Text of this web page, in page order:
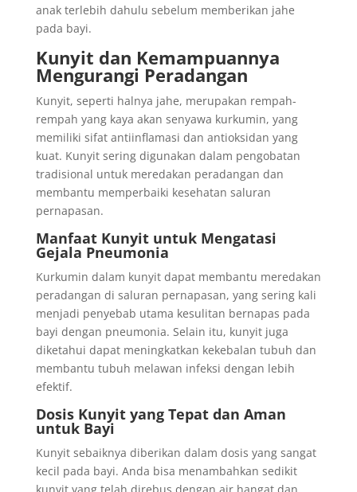
anak terlebih dahulu sebelum memberikan jahe
pada bayi.
Kunyit dan Kemampuannya
Mengurangi Peradangan
Kunyit, seperti halnya jahe, merupakan rempah-
rempah yang kaya akan senyawa kurkumin, yang
memiliki sifat antiinflamasi dan antioksidan yang
kuat. Kunyit sering digunakan dalam pengobatan
tradisional untuk meredakan peradangan dan
membantu memperbaiki kesehatan saluran
pernapasan.
Manfaat Kunyit untuk Mengatasi
Gejala Pneumonia
Kurkumin dalam kunyit dapat membantu meredakan
peradangan di saluran pernapasan, yang sering kali
menjadi penyebab utama kesulitan bernapas pada
bayi dengan pneumonia. Selain itu, kunyit juga
diketahui dapat meningkatkan kekebalan tubuh dan
membantu tubuh melawan infeksi dengan lebih
efektif.
Dosis Kunyit yang Tepat dan Aman
untuk Bayi
Kunyit sebaiknya diberikan dalam dosis yang sangat
kecil pada bayi. Anda bisa menambahkan sedikit